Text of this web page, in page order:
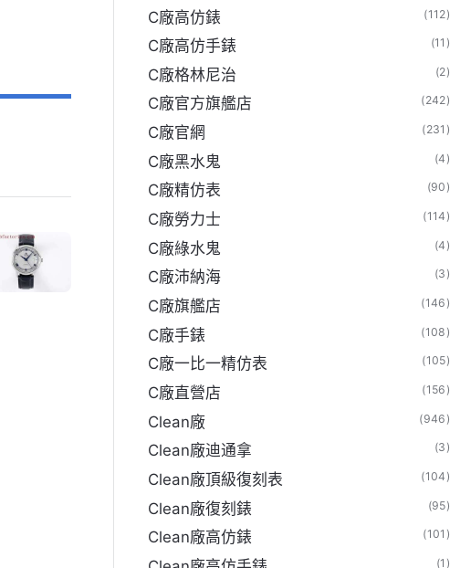
C廠高仿錶 (112)
C廠高仿手錶 (11)
C廠格林尼治 (2)
C廠官方旗艦店 (242)
C廠官網 (231)
C廠黑水鬼 (4)
C廠精仿表 (90)
C廠勞力士 (114)
C廠綠水鬼 (4)
C廠沛納海 (3)
C廠旗艦店 (146)
C廠手錶 (108)
C廠一比一精仿表 (105)
C廠直營店 (156)
Clean廠 (946)
Clean廠迪通拿 (3)
Clean廠頂級復刻表 (104)
Clean廠復刻錶 (95)
Clean廠高仿錶 (101)
(1)